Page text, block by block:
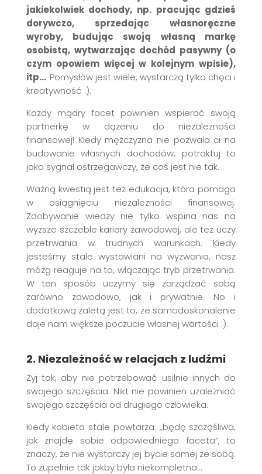
jakiekolwiek dochody, np. pracując gdzieś
dorywczo, sprzedając własnoręczne
wyroby, budując swoją własną markę
osobistą, wytwarzając dochód pasywny (o
czym opowiem więcej w kolejnym wpisie),
itp… Pomysłów jest wiele, wystarczą tylko chęci i
kreatywność :).
Każdy mądry facet powinien wspierać swoją
partnerkę w dążeniu do niezależności
finansowej! Kiedy mężczyzna nie pozwala ci na
budowanie własnych dochodów, potraktuj to
jako sygnał ostrzegawczy, że coś jest nie tak.
Ważną kwestią jest też edukacja, która pomaga
w osiągnięciu niezależności finansowej.
Zdobywanie wiedzy nie tylko wspina nas na
wyższe szczeble kariery zawodowej, ale też uczy
przetrwania w trudnych warunkach. Kiedy
jesteśmy stale wystawiani na wyzwania, nasz
mózg reaguje na to, włączając tryb przetrwania.
W ten sposób uczymy się zarządzać sobą
zarówno zawodowo, jak i prywatnie. No i
dodatkową zaletą jest to, że samodoskonalenie
daje nam większe poczucie własnej wartości :).
2. Niezależność w relacjach z ludźmi
Żyj tak, aby nie potrzebować usilnie innych do
swojego szczęścia. Nikt nie powinien uzależniać
swojego szczęścia od drugiego człowieka.
Kiedy kobieta stale powtarza: „będę szczęśliwa,
jak znajdę sobie odpowiedniego faceta”, to
znaczy, że nie wystarczy jej bycie samej ze sobą.
To zupełnie tak jakby była niekompletna…